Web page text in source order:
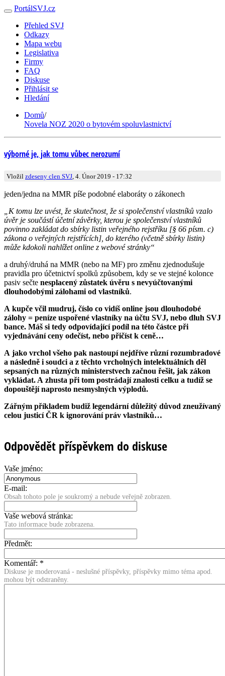
PortálSVJ.cz
Přehled SVJ
Odkazy
Mapa webu
Legislativa
Firmy
FAQ
Diskuse
Přihlásit se
Hledání
Domů/
Novela NOZ 2020 o bytovém spoluvlastnictví
výborné je, jak tomu vůbec nerozumí
Vložil zdeseny clen SVJ , 4. Únor 2019 - 17:32
jeden/jedna na MMR píše podobné elaboráty o zákonech
„K tomu lze uvést, že skutečnost, že si společenství vlastníků vzalo
úvěr je součástí účetní závěrky, kterou je společenství vlastníků
povinno zakládat do sbírky listin veřejného rejstříku [§ 66 písm. c)
zákona o veřejných rejstřících], do kterého (včetně sbírky listin)
může kdokoli nahlížet online z webové stránky“
a druhý/druhá na MMR (nebo na MF) pro změnu zjednodušuje
pravidla pro účetnictví spolků způsobem, kdy se ve stejné kolonce
pasiv sečte nesplacený zůstatek úvěru s nevyúčtovanými
dlouhodobými zálohami od vlastníků.
A kupče včil mudruj, číslo co vidíš online jsou dlouhodobé
zálohy = peníze uspořené vlastníky na účtu SVJ, nebo dluh SVJ
bance. Máš si tedy odpovídající podíl na této částce při
vyjednávání ceny odečíst, nebo přičíst k ceně…
A jako vrchol všeho pak nastoupí nejdříve různí rozumbradové
a následně i soudci a z těchto vrcholných intelektuálních děl
sepsaných na různých ministerstvech začnou řešit, jak zákon
vykládat. A zhusta při tom postrádají znalosti celku a tudíž se
dopouštějí naprosto nesmyslných výplodů.
Zářným příkladem budiž legendární důležitý důvod zneužívaný
celou justicí ČR k ignorování práv vlastníků…
Odpovědět příspěvkem do diskuse
Vaše jméno:
E-mail:
Obsah tohoto pole je soukromý a nebude veřejně zobrazen.
Vaše webová stránka:
Tato informace bude zobrazena.
Předmět:
Komentář: *
Diskuse je moderovaná - neslušné příspěvky, příspěvky mimo téma apod.
mohou být odstraněny.